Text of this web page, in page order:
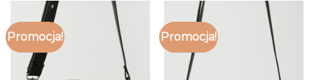
Promocja! Promocja!